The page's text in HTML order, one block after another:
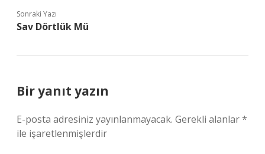
Sonraki Yazı
Sav Dörtlük Mü
Bir yanıt yazın
E-posta adresiniz yayınlanmayacak. Gerekli alanlar*
ile işaretlenmişlerdir